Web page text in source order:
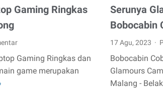
Gaming Ringkas
Gaming Ringkas dan
game merupakan
Serunya
Bobocabin
17 Agu, 2023
Bobocabin
Glamours
Malang -